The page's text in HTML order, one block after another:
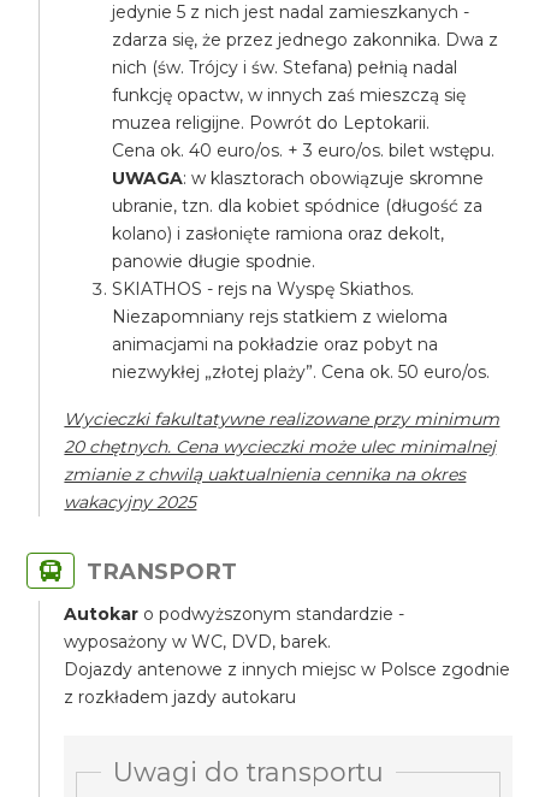
jedynie 5 z nich jest nadal zamieszkanych -
zdarza się, że przez jednego zakonnika. Dwa z
nich (św. Trójcy i św. Stefana) pełnią nadal
funkcję opactw, w innych zaś mieszczą się
muzea religijne. Powrót do Leptokarii.
Cena ok. 40 euro/os. + 3 euro/os. bilet wstępu.
UWAGA: w klasztorach obowiązuje skromne
ubranie, tzn. dla kobiet spódnice (długość za
kolano) i zasłonięte ramiona oraz dekolt,
panowie długie spodnie.
SKIATHOS - rejs na Wyspę Skiathos.
Niezapomniany rejs statkiem z wieloma
animacjami na pokładzie oraz pobyt na
niezwykłej „złotej plaży”. Cena ok. 50 euro/os.
Wycieczki fakultatywne realizowane przy minimum
20 chętnych. Cena wycieczki może ulec minimalnej
zmianie z chwilą uaktualnienia cennika na okres
wakacyjny 2025
TRANSPORT
Autokar o podwyższonym standardzie -
wyposażony w WC, DVD, barek.
Dojazdy antenowe z innych miejsc w Polsce zgodnie
z rozkładem jazdy autokaru
Uwagi do transportu